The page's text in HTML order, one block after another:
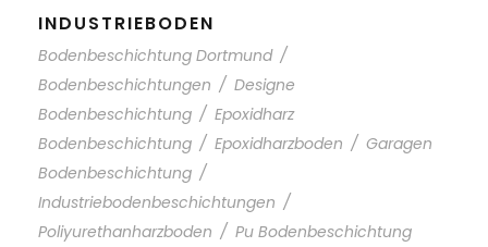
INDUSTRIEBODEN
Bodenbeschichtung Dortmund /
Bodenbeschichtungen / Designe
Bodenbeschichtung / Epoxidharz
Bodenbeschichtung / Epoxidharzboden / Garagen
Bodenbeschichtung /
Industriebodenbeschichtungen /
Poliyurethanharzboden / Pu Bodenbeschichtung